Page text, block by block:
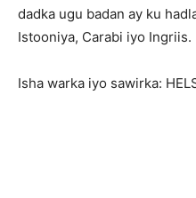
dadka ugu badan ay ku
Istooniya, Carabi iyo Ingriis.
Isha warka iyo sawirka: